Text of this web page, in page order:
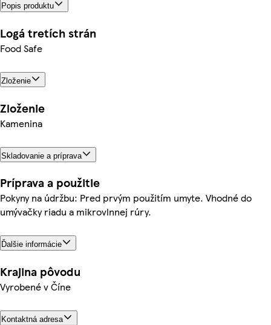
Popis produktu
Logá tretích strán
Food Safe
Zloženie
Zloženie
Kamenina
Skladovanie a príprava
Príprava a použitie
Pokyny na údržbu: Pred prvým použitím umyte. Vhodné do
umývačky riadu a mikrovlnnej rúry.
Ďalšie informácie
Krajina pôvodu
Vyrobené v Číne
Kontaktná adresa